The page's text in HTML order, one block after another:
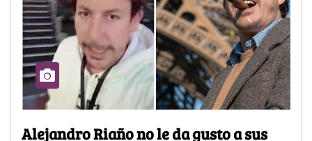
Alejandro Riaño no le da gusto a sus